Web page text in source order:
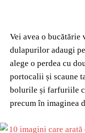
Vei avea o bucătărie
dulapurilor adaugi
alege o perdea cu
portocalii și scaune
bolurile și farfuriile
precum în imaginea